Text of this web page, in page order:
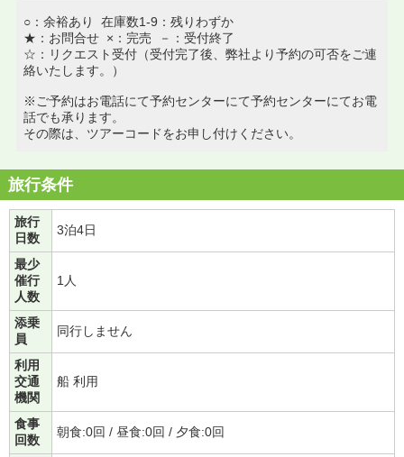
○：余裕あり 在庫数1-9：残りわずか
★：お問合せ ×：完売 －：受付終了
☆：リクエスト受付（受付完了後、弊社より予約の可否をご連
絡いたします。）
※ご予約はお電話にて予約センターにて予約センターにてお電
話でも承ります。
その際は、ツアーコードをお申し付けください。
旅行条件
旅行
日数
3泊4日
最少
催行
人数
1人
添乗
員
同行しません
利用
交通
機関
船 利用
食事
回数
朝食:0回 / 昼食:0回 / 夕食:0回